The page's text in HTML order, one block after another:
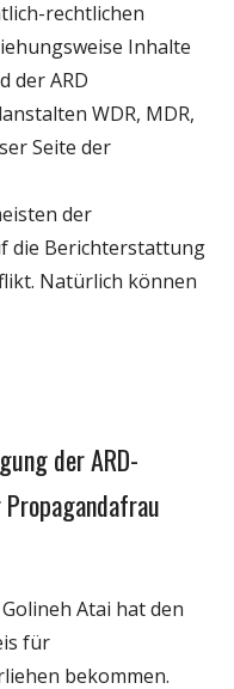
rechtlichen
Inhalte
der ARD
WDR, MDR,
Seite der
der
die Berichterstattung
Natürlich können
der ARD-
Atai hat den
für
bekommen.